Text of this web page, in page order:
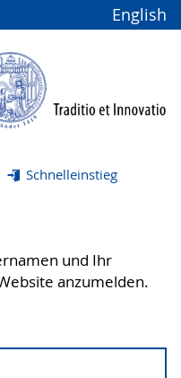
English
Schnelleinstieg
und Ihr
anzumelden.